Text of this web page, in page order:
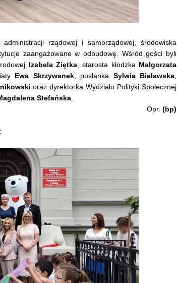
rządowej i samorządowej, środowiska
zaangażowane w odbudowę. Wśród gości byli
Izabela Ziętka, starosta kłodzka Małgorzata
Ewa Skrzywanek, posłanka Sylwia Bielawska
oraz dyrektorka Wydziału Polityki Społecznej
Stefańska
Opr. (bp)
: